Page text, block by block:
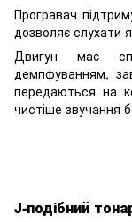
Програвач
дозволяє слухати
Двигун має
демпфуванням,
передаються на
чистіше звучання
J-подібний